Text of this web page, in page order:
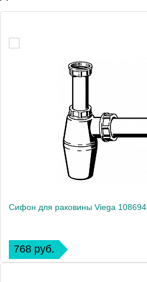
Сифон для раковины Viega 108694
768 руб.